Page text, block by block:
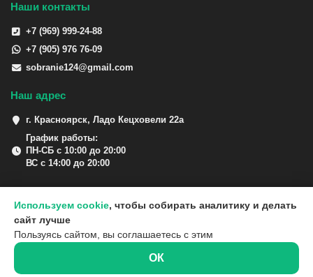
Наши контакты
+7 (969) 999-24-88
+7 (905) 976 76-09
sobranie124@gmail.com
Наш адрес
г. Красноярск, Ладо Кецховели 22а
График работы:
ПН-СБ с 10:00 до 20:00
ВС с 14:00 до 20:00
Используем cookie, чтобы собирать аналитику и делать
сайт лучше
Пользуясь сайтом, вы соглашаетесь с этим
ОК